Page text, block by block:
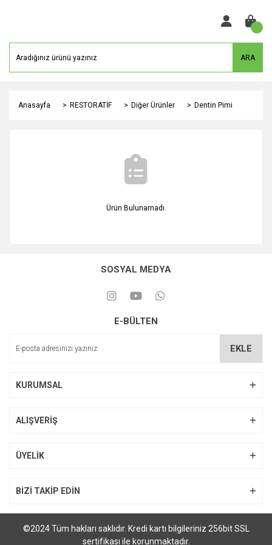
ARA
Anasayfa RESTORATİF Diğer Ürünler Dentin Pimi
Ürün Bulunamadı.
SOSYAL MEDYA
E-BÜLTEN
EKLE
KURUMSAL
ALIŞVERİŞ
ÜYELİK
BİZİ TAKİP EDİN
©2024 Tüm hakları saklıdır. Kredi kartı bilgileriniz 256bit SSL
sertifikası ile korunmaktadır.